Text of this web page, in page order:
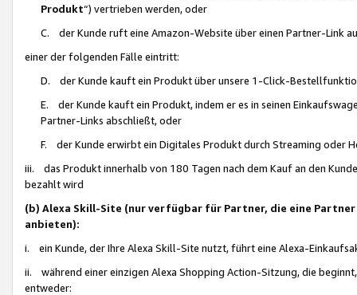
Produkt“) vertrieben werden, oder
C. der Kunde ruft eine Amazon-Website über einen Partner-Link
einer der folgenden Fälle eintritt:
D. der Kunde kauft ein Produkt über unsere 1-Click-
E. der Kunde kauft ein Produkt, indem er es in seinen
Partner-Links abschließt, oder
F. der Kunde erwirbt ein Digitales Produkt durch Streaming oder
iii. das Produkt innerhalb von 180 Tagen nach dem Kauf an den
bezahlt wird
(b) Alexa Skill-Site (nur verfügbar für Partner, die eine
anbieten):
i. ein Kunde, der Ihre Alexa Skill-Site nutzt, führt eine Alexa-
ii. während einer einzigen Alexa Shopping Action-Sitzung, die
entweder: